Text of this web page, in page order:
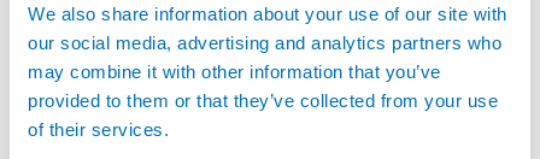
We also share information about your use of our site with
our social media, advertising and analytics partners who
may combine it with other information that you’ve
provided to them or that they’ve collected from your use
of their services.
PROGRAMME POUR APPLICATIONS DE PALPAGE
ET LASER - Cycles logiciels pour mesure et